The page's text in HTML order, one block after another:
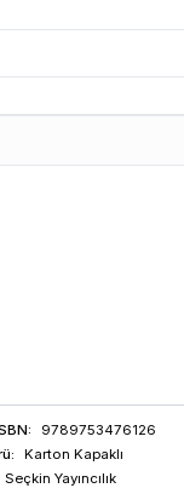
:
9789753476126
Karton Kapaklı
Seçkin Yayıncılık